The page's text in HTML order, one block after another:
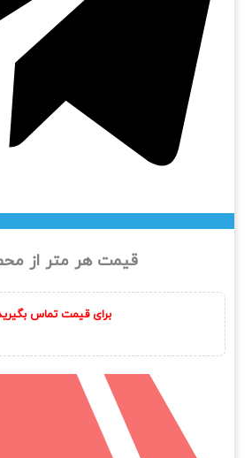
قیمت هر متر از محصول:
برای قیمت تماس بگیرید